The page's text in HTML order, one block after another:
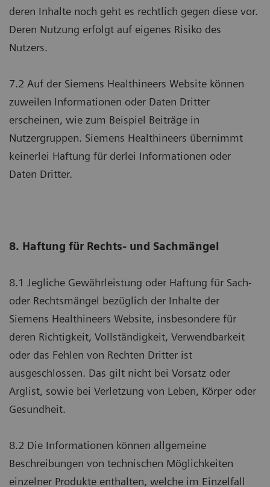
deren Inhalte noch geht es rechtlich gegen diese vor.
Deren Nutzung erfolgt auf eigenes Risiko des
Nutzers.
7.2 Auf der Siemens Healthineers Website können
zuweilen Informationen oder Daten Dritter
erscheinen, wie zum Beispiel Beiträge in
Nutzergruppen. Siemens Healthineers übernimmt
keinerlei Haftung für derlei Informationen oder
Daten Dritter.
8. Haftung für Rechts- und Sachmängel
8.1 Jegliche Gewährleistung oder Haftung für Sach-
oder Rechtsmängel bezüglich der Inhalte der
Siemens Healthineers Website, insbesondere für
deren Richtigkeit, Vollständigkeit, Verwendbarkeit
oder das Fehlen von Rechten Dritter ist
ausgeschlossen. Das gilt nicht bei Vorsatz oder
Arglist, sowie bei Verletzung von Leben, Körper oder
Gesundheit.
8.2 Die Informationen können allgemeine
Beschreibungen von technischen Möglichkeiten
einzelner Produkte enthalten, welche im Einzelfall